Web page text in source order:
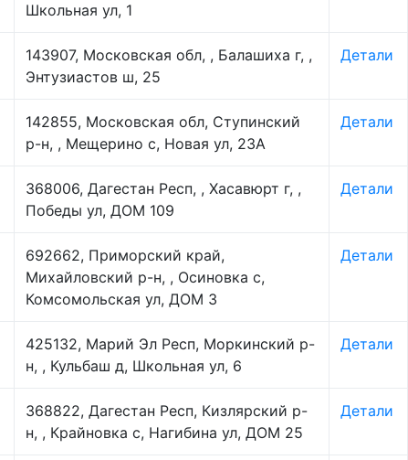
Школьная ул, 1
143907, Московская обл, , Балашиха г, ,
Энтузиастов ш, 25
Детали
142855, Московская обл, Ступинский
р-н, , Мещерино с, Новая ул, 23А
Детали
368006, Дагестан Респ, , Хасавюрт г, ,
Победы ул, ДОМ 109
Детали
692662, Приморский край,
Михайловский р-н, , Осиновка с,
Комсомольская ул, ДОМ 3
Детали
425132, Марий Эл Респ, Моркинский р-
н, , Кульбаш д, Школьная ул, 6
Детали
368822, Дагестан Респ, Кизлярский р-
н, , Крайновка с, Нагибина ул, ДОМ 25
Детали